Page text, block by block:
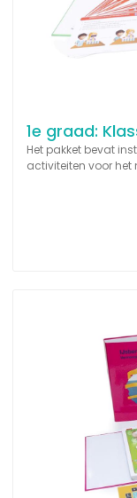
1e graad:
Het pakket bevat
activiteiten voor het